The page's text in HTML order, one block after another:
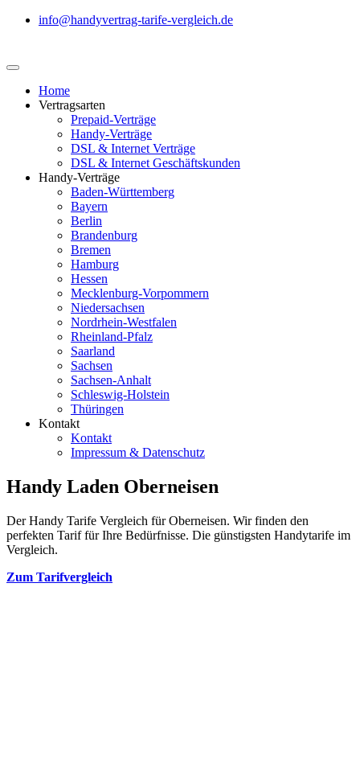
info@handyvertrag-tarife-vergleich.de
Home
Vertragsarten
Prepaid-Verträge
Handy-Verträge
DSL & Internet Verträge
DSL & Internet Geschäftskunden
Handy-Verträge
Baden-Württemberg
Bayern
Berlin
Brandenburg
Bremen
Hamburg
Hessen
Mecklenburg-Vorpommern
Niedersachsen
Nordrhein-Westfalen
Rheinland-Pfalz
Saarland
Sachsen
Sachsen-Anhalt
Schleswig-Holstein
Thüringen
Kontakt
Kontakt
Impressum & Datenschutz
Handy Laden Oberneisen
Der Handy Tarife Vergleich für Oberneisen. Wir finden den
perfekten Tarif für Ihre Bedürfnisse. Die günstigsten Handytarife im
Vergleich.
Zum Tarifvergleich